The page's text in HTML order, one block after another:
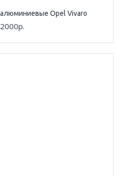
Opel Vivaro